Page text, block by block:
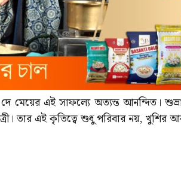
দে মেয়ের এই সাফল্যে অত্যন্ত আনন্দিত।
তার এই কৃতিত্বে শুধু পরিবার নয়,